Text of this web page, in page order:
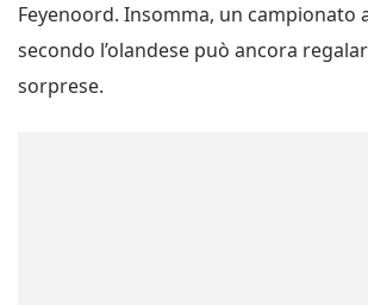
Feyenoord. Insomma, un campionato
secondo l’olandese può ancora
sorprese.